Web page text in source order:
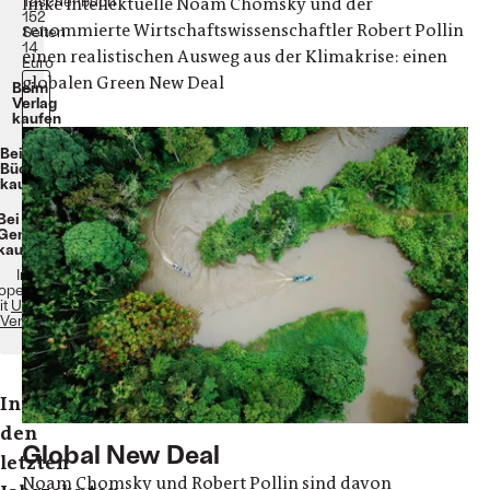
152
Seiten
14
Euro
Beim
Verlag
kaufen
Bei
Bücher.de
kaufen
In
Unrast
Verlag
In
den
letzten
renommierte Wirtschaftswissenschaftler Robert Pollin
einen realistischen Ausweg aus der Klimakrise: einen
globalen Green New Deal
Global New Deal
Noam Chomsky und Robert Pollin sind davon